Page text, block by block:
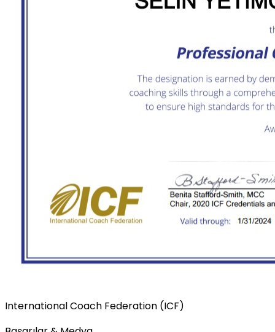
International Coach Federation (ICF)